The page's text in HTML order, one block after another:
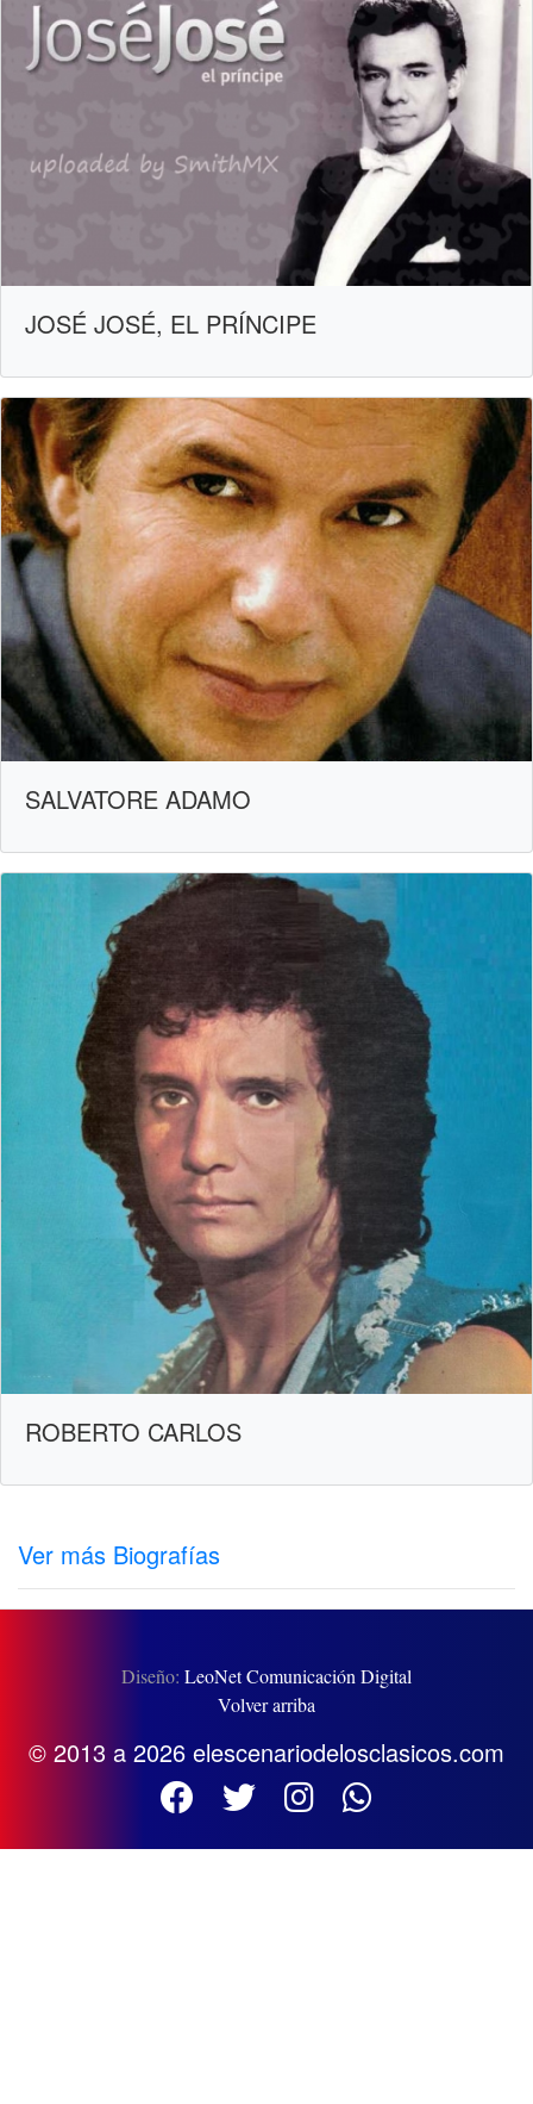
JOSÉ JOSÉ, EL PRÍNCIPE
SALVATORE ADAMO
ROBERTO CARLOS
Ver más Biografías
Diseño: LeoNet Comunicación Digital
Volver arriba
© 2013 a 2026 elescenariodelosclasicos.com